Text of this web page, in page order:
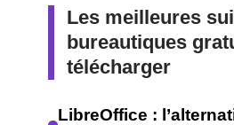
Les meilleures
bureautiques
télécharger
LibreOffice :